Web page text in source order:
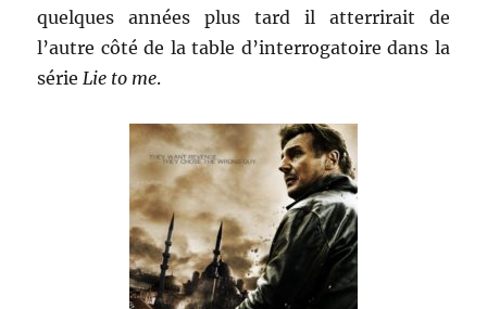
quelques années plus tard il atterrirait de
l’autre côté de la table d’interrogatoire dans la
sérieLie to me.